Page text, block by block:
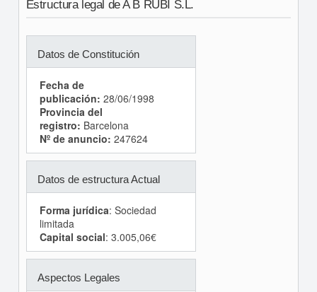
Estructura legal de A B RUBI S.L.
Datos de Constitución
Fecha de
publicación: 28/06/1998
Provincia del
registro: Barcelona
Nº de anuncio: 247624
Datos de estructura Actual
Forma jurídica: Sociedad
limitada
Capital social: 3.005,06€
Aspectos Legales